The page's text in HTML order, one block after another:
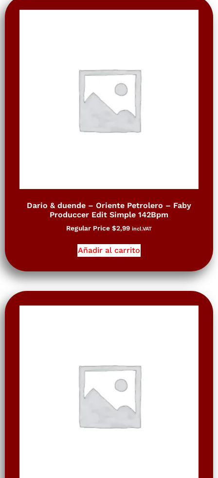
Dario & duende – Oriente Petrolero – Faby
Produccer Edit Simple 142Bpm
Regular Price $2,99 incl.VAT
Añadir al carrito